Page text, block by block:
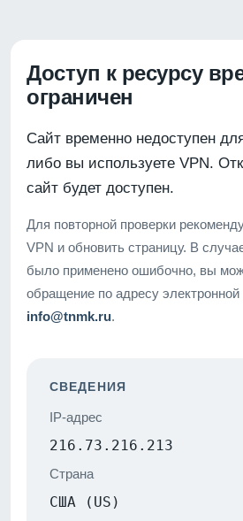
Доступ к ресурсу
ограничен
Сайт временно недоступен
либо вы используете VPN.
сайт будет доступен.
Для повторной проверки
VPN и обновить страницу. В
было применено ошибочно, вы
обращение по адресу электронной
info@tnmk.ru.
СВЕДЕНИЯ
IP-адрес
216.73.216.213
Страна
США (US)